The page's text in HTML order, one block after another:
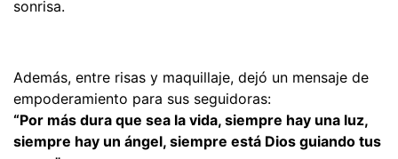
sonrisa.
Además, entre risas y maquillaje, dejó un mensaje de
empoderamiento para sus seguidoras:
“Por más dura que sea la vida, siempre hay una luz,
siempre hay un ángel, siempre está Dios guiando tus